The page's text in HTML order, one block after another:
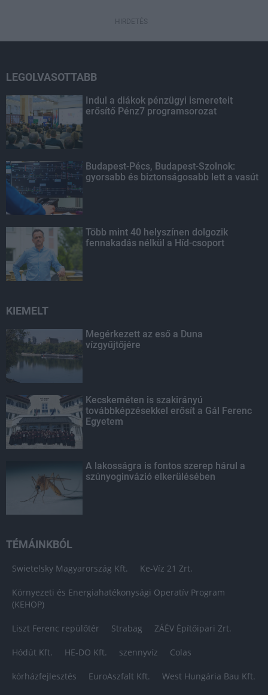
HIRDETÉS
LEGOLVASOTTABB
Indul a diákok pénzügyi ismereteit
erősítő Pénz7 programsorozat
Budapest-Pécs, Budapest-Szolnok:
gyorsabb és biztonságosabb lett a vasút
Több mint 40 helyszínen dolgozik
fennakadás nélkül a Híd-csoport
KIEMELT
Megérkezett az eső a Duna
vízgyűjtőjére
Kecskeméten is szakirányú
továbbképzésekkel erősít a Gál Ferenc
Egyetem
A lakosságra is fontos szerep hárul a
szúnyoginvázió elkerülésében
TÉMÁINKBÓL
Swietelsky Magyarország Kft. Ke-Víz 21 Zrt.
Környezeti és Energiahatékonysági Operatív Program
(KEHOP)
Liszt Ferenc repülőtér Strabag ZÁÉV Építőipari Zrt.
Hódút Kft. HE-DO Kft. szennyvíz Colas
kórházfejlesztés EuroAszfalt Kft. West Hungária Bau Kft.